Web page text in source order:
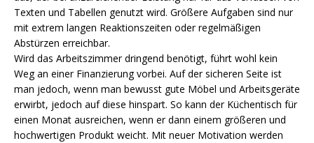
Texten und Tabellen genutzt wird. Größere Aufgaben sind nur
mit extrem langen Reaktionszeiten oder regelmäßigen
Abstürzen erreichbar.
Wird das Arbeitszimmer dringend benötigt, führt wohl kein
Weg an einer Finanzierung vorbei. Auf der sicheren Seite ist
man jedoch, wenn man bewusst gute Möbel und Arbeitsgeräte
erwirbt, jedoch auf diese hinspart. So kann der Küchentisch für
einen Monat ausreichen, wenn er dann einem größeren und
hochwertigen Produkt weicht. Mit neuer Motivation werden